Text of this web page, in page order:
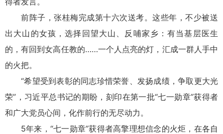
前阵子，张桂梅完成第十六次送考。这些年，不少被送
出大山的女孩，选择回望大山、反哺家乡：有当基层医生
的，有回到女高任教的……一个人点亮的灯，汇成一群人手中
的火把。
“希望受到表彰的同志珍惜荣誉、发扬成绩，争取更大光
荣”，习近平总书记的期盼，刻印在第一批“七一勋章”获得者
和广大党员心间，化作前行的无尽动力。
5年来，“七一勋章”获得者高擎理想信念的火炬，在各自